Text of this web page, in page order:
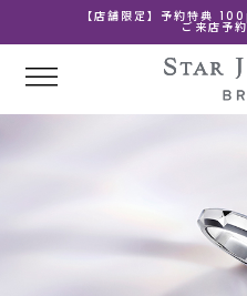
【店舗限定】予約特典
ご来店予